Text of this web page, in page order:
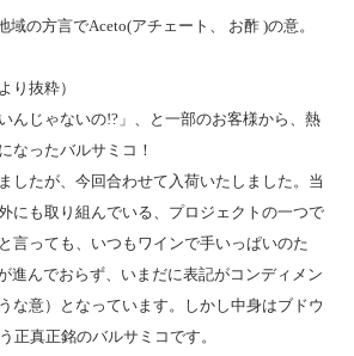
の方言でAceto(アチェート、 お酢 )の意。
り抜粋）
んじゃないの!?」、と一部のお客様から、熱
なったバルサミコ！
したが、今回合わせて入荷いたしました。当
にも取り組んでいる、プロジェクトの一つで
言っても、いつもワインで手いっぱいのた
進んでおらず、いまだに表記がコンディメン
な意）となっています。しかし中身はブドウ
正真正銘のバルサミコです。